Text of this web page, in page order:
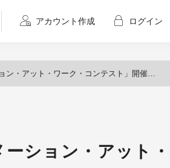
アカウント作成 ログイン
ク・コンテスト」開催！－応募締切は2025年01月08日(水) 16:59
ション・アット・